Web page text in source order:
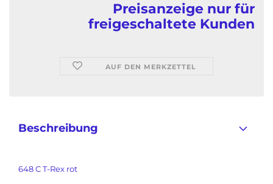
Preisanzeige nur für
freigeschaltete Kunden
AUF DEN MERKZETTEL
Beschreibung
648 C T-Rex rot